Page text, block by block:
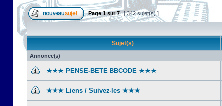
Page1sur7 [ 342 sujet(s) ]
Sujet(s)
Annonce(s)
★★★ PENSE-BETE BBCODE ★★★
★★★ Liens / Suivez-les ★★★